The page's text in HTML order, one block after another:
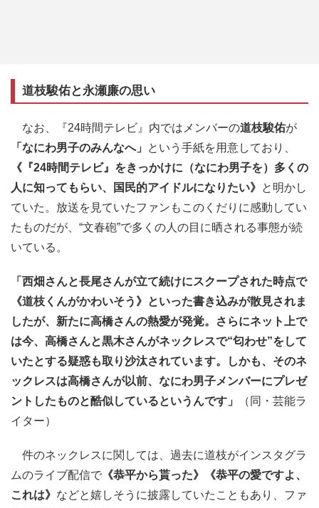
道枝駿佑と永瀬廉の思い
なお、『24時間テレビ』内ではメンバーの道枝駿佑が
「なにわ男子のみんなへ」
という手紙を用意しており、
《『24時間テレビ』をきっかけに（なにわ男子を）多くの
人に知ってもらい、国民的アイドルになりたい》 と明かし
ていた。放送を見ていたファンもこのくだりに感動してい
たものだが、“文春砲”で多くの人の目に晒される事態が続
いている。
「西畑さんと長尾さんが立て続けにスクープされた時点で
《道枝くんがかわいそう》といった書き込みが散見されま
したが、新たに高橋さんの熱愛が発覚。さらにネット上で
は今、高橋さんと黒木さんがネックレスで“匂わせ”をして
いたとする疑惑も取り沙汰されています。しかも、そのネ
ックレスは高橋さんが以前、なにわ男子メンバーにプレゼ
ントしたものと酷似しているというんです」
（同・芸能ラ
イター）
件のネックレスに関しては、過去に道枝がインスタグラ
ムのライブ配信で 《恭平から貰った》《恭平の愛ですよ、
これは》 などと嬉しそうに披露していたこともあり、ファ